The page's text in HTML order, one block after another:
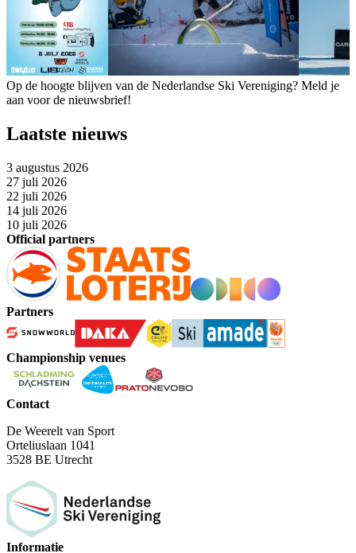
Op de hoogte blijven van de Nederlandse Ski Vereniging? Meld je
aan voor de nieuwsbrief!
Laatste nieuws
3 augustus 2026
27 juli 2026
22 juli 2026
14 juli 2026
10 juli 2026
Official partners
Partners
Championship venues
Contact
De Weerelt van Sport
Orteliuslaan 1041
3528 BE Utrecht
Informatie